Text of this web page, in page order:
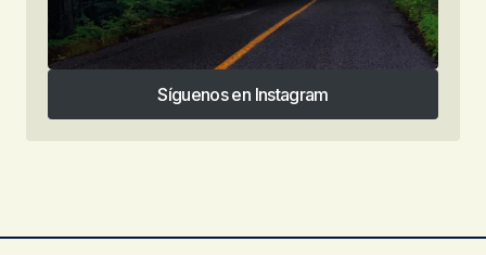
Síguenos en Instagram
Síguenos en Instagram